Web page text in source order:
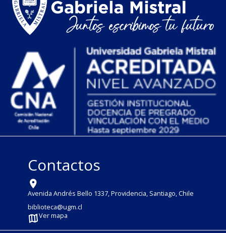
Contactos
Avenida Andrés Bello 1337, Providencia, Santiago, Chile
biblioteca@ugm.cl
Ver mapa